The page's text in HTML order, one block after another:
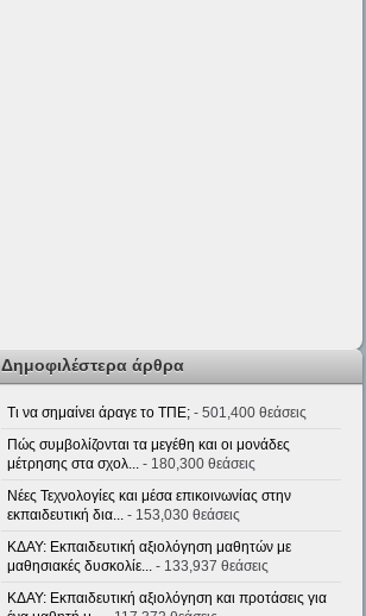
Δημοφιλέστερα άρθρα
Τι να σημαίνει άραγε το ΤΠΕ;- 501,400 θεάσεις
Πώς συμβολίζονται τα μεγέθη και οι μονάδες
μέτρησης στα σχολ...- 180,300 θεάσεις
Νέες Τεχνολογίες και μέσα επικοινωνίας στην
εκπαιδευτική δια...- 153,030 θεάσεις
ΚΔΑΥ: Εκπαιδευτική αξιολόγηση μαθητών με
μαθησιακές δυσκολίε...- 133,937 θεάσεις
ΚΔΑΥ: Εκπαιδευτική αξιολόγηση και προτάσεις για